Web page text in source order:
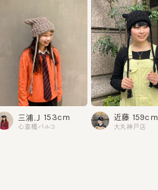
三浦.J 153cm
心斎橋パルコ
近藤 159cm
大丸神戸店